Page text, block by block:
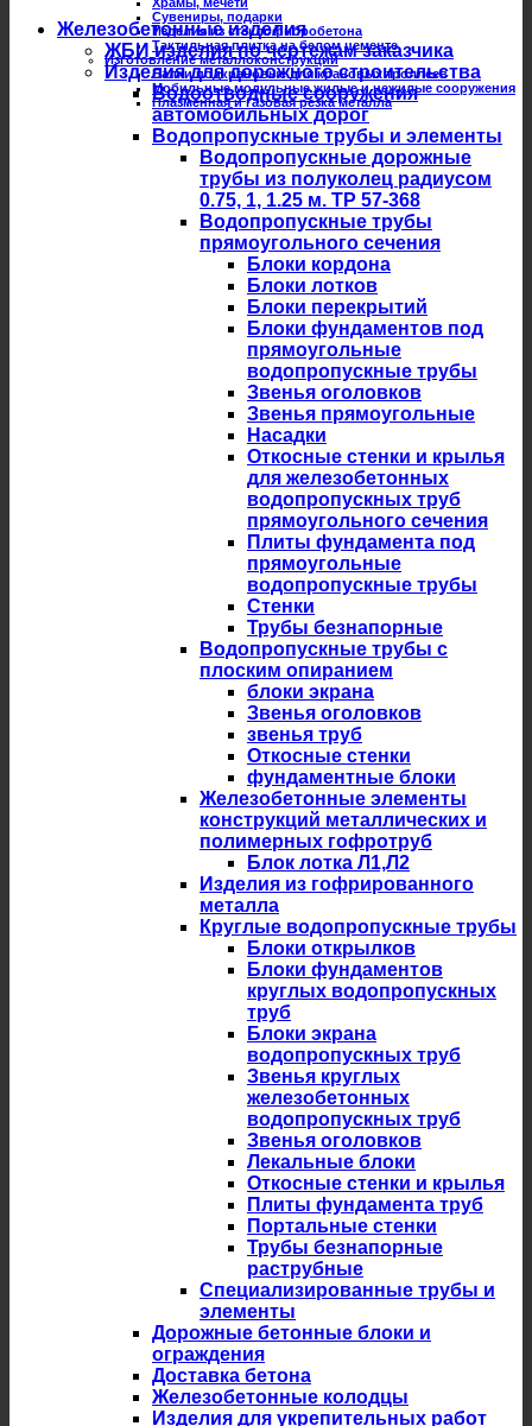
Сувениры, подарки
Изделия из стеклофибробетона
Тактильная плитка на белом цементе
Изготовление металлоконструкций
Балки подкрановые для крановых троллеев
Мобильные модульные жилые и нежилые сооружения
Плазменная и газовая резка металла
Железобетонные изделия
ЖБИ изделия по чертежам заказчика
Изделия для дорожного строительства
Водоотводные сооружения
автомобильных дорог
Водопропускные трубы и элементы
Водопропускные дорожные
трубы из полуколец радиусом
0.75, 1, 1.25 м. ТР 57-368
Водопропускные трубы
прямоугольного сечения
Блоки кордона
Блоки лотков
Блоки перекрытий
Блоки фундаментов под
прямоугольные
водопропускные трубы
Звенья оголовков
Звенья прямоугольные
Насадки
Откосные стенки и крылья
для железобетонных
водопропускных труб
прямоугольного сечения
Плиты фундамента под
прямоугольные
водопропускные трубы
Стенки
Трубы безнапорные
Водопропускные трубы с
плоским опиранием
блоки экрана
Звенья оголовков
звенья труб
Откосные стенки
фундаментные блоки
Железобетонные элементы
конструкций металлических и
полимерных гофротруб
Блок лотка Л1,Л2
Изделия из гофрированного
металла
Круглые водопропускные трубы
Блоки открылков
Блоки фундаментов
круглых водопропускных
труб
Блоки экрана
водопропускных труб
Звенья круглых
железобетонных
водопропускных труб
Звенья оголовков
Лекальные блоки
Откосные стенки и крылья
Плиты фундамента труб
Портальные стенки
Трубы безнапорные
раструбные
Специализированные трубы и
элементы
Дорожные бетонные блоки и
ограждения
Доставка бетона
Железобетонные колодцы
Изделия для укрепительных работ